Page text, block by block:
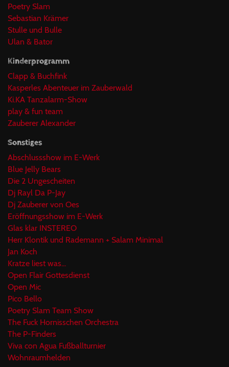
Poetry Slam
Sebastian Krämer
Stulle und Bulle
Ulan & Bator
Kinderprogramm
Clapp & Buchfink
Kasperles Abenteuer im Zauberwald
Ki.KA Tanzalarm-Show
play & fun team
Zauberer Alexander
Sonstiges
Abschlussshow im E-Werk
Blue Jelly Bears
Die 2 Ungescheiten
Dj Rayl Da P-Jay
Dj Zauberer von Oes
Eröffnungsshow im E-Werk
Glas klar INSTEREO
Herr Klontik und Rademann + Salam Minimal
Jan Koch
Kratze liest was...
Open Flair Gottesdienst
Open Mic
Pico Bello
Poetry Slam Team Show
The Fuck Hornisschen Orchestra
The P-Finders
Viva con Agua Fußballturnier
Wohnraumhelden